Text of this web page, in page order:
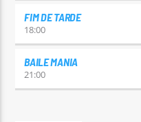
FIM DE TARDE
18:00
BAILE MANIA
21:00